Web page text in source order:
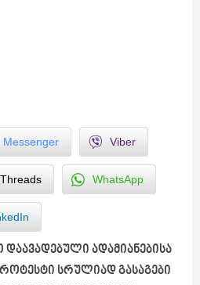
Messenger Viber
Threads WhatsApp
ადამიანებისა
სრულიად გასაგები